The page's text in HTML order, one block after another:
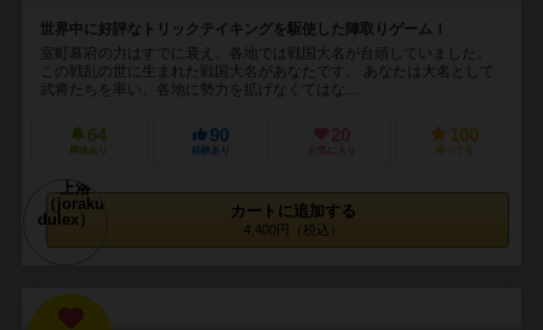
世界中に好評なトリックテイキングを駆使した陣取りゲーム！
室町幕府の力はすでに衰え、各地では戦国大名が台頭していました。
この戦乱の世に生まれた戦国大名があなたです。 あなたは大名として
武将たちを率い、各地に勢力を拡げなくてはな...
64
興味あり
90
経験あり
20
お気に入り
100
持ってる
カートに追加する
4,400円（税込）